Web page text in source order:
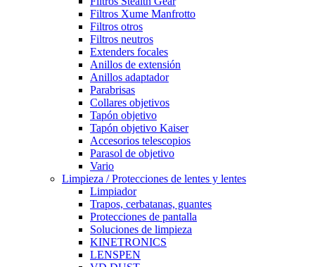
Filtros Xume Manfrotto
Filtros otros
Filtros neutros
Extenders focales
Anillos de extensión
Anillos adaptador
Parabrisas
Collares objetivos
Tapón objetivo
Tapón objetivo Kaiser
Accesorios telescopios
Parasol de objetivo
Vario
Limpieza / Protecciones de lentes y lentes
Limpiador
Trapos, cerbatanas, guantes
Protecciones de pantalla
Soluciones de limpieza
KINETRONICS
LENSPEN